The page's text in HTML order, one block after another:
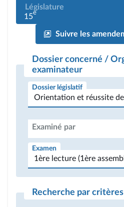
Législature
15e
Suivre les
Dossier concerné /
examinateur
Dossier législatif
Examiné par
Examen
Recherche par critères